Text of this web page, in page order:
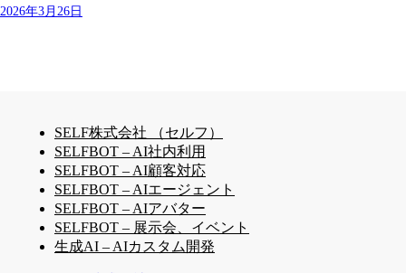
2026年3月26日
SELF株式会社 （セルフ）
SELFBOT – AI社内利用
SELFBOT – AI顧客対応
SELFBOT – AIエージェント
SELFBOT – AIアバター
SELFBOT – 展示会、イベント
生成AI – AIカスタム開発